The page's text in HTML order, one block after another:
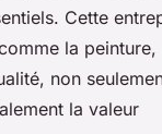
Cette
la peinture,
non
la valeur